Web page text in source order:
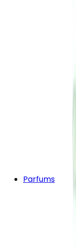
Parfums